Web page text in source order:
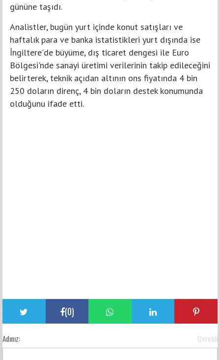
gününe taşıdı.
Analistler, bugün yurt içinde konut satışları ve
haftalık para ve banka istatistikleri yurt dışında ise
İngiltere'de büyüme, dış ticaret dengesi ile Euro
Bölgesi'nde sanayi üretimi verilerinin takip edileceğini
belirterek, teknik açıdan altının ons fiyatında 4 bin
250 doların direnç, 4 bin doların destek konumunda
olduğunu ifade etti.
(0)
Adınız: Gerekli